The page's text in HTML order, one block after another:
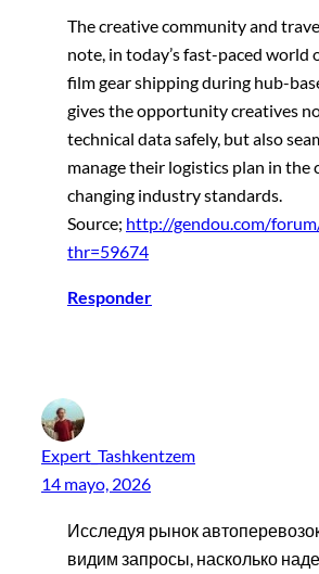
The creative community and
note, in today’s fast-paced world
film gear shipping during hub-
gives the opportunity creatives
technical data safely, but also
manage their logistics plan in the
changing industry standards.
Source; http://gendou.com/
thr=59674
Responder
Expert_Tashkentzem
14 mayo, 2026
Исследуя рынок
видим запросы, насколько